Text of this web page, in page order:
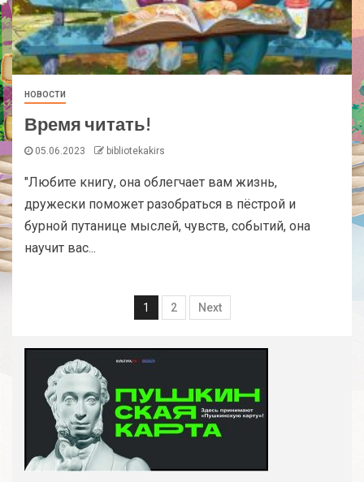
НОВОСТИ
Время читать!
05.06.2023 bibliotekakirs
"Любите книгу, она облегчает вам жизнь,
дружески поможет разобраться в пёстрой и
бурной путанице мыслей, чувств, событий, она
научит вас...
1 2 Next